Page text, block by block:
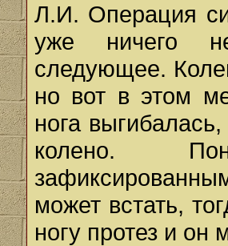
Л.И. Операция
уже ничего
следующее.
но вот в этом
нога
колено.
может встать,
ногу протез и он